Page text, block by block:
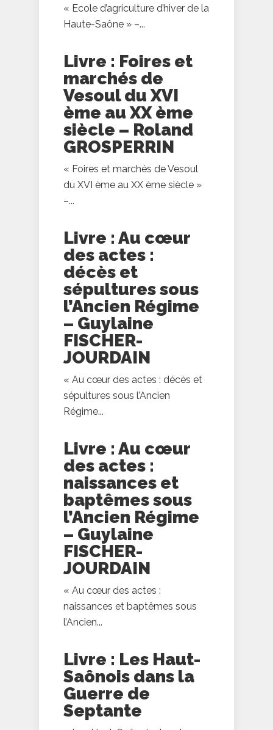
« Ecole d’agriculture d’hiver de la
Haute-Saône » –...
Livre : Foires et
marchés de
Vesoul du XVI
ème au XX ème
siècle – Roland
GROSPERRIN
« Foires et marchés de Vesoul
du XVI ème au XX ème siècle »
–...
Livre : Au cœur
des actes :
décès et
sépultures sous
l’Ancien Régime
– Guylaine
FISCHER-
JOURDAIN
« Au cœur des actes : décès et
sépultures sous l’Ancien
Régime...
Livre : Au cœur
des actes :
naissances et
baptêmes sous
l’Ancien Régime
– Guylaine
FISCHER-
JOURDAIN
« Au cœur des actes :
naissances et baptêmes sous
l’Ancien...
Livre : Les Haut-
Saônois dans la
Guerre de
Septante